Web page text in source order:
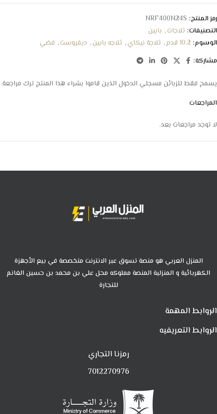
رمز المنتج: NRF400N24S
التصنيفات: ثلاجات, بابين
الوسوم: 10.2 قدم , ثلاجة نيكاي, ثلاجه بابين, ديفروست, فضي
مشاركة:
المراجعات
لا توجد مراجعات بعد.
يسمح فقط للزبائن مسجلي الدخول الذين قاموا بشراء هذا المنتج ترك مراجعة.
المنزل العربي هو منصة تسوق عبر الانترنت متخصصة في بيع الأجهزة
الكهربائية و المنزلية المنصة مملوكه محل علي بن محمد بن حسين الغانم
للتجارة
الروابط المهمة
الروابط التعريفيه
رمزنا التجاري
7012270976